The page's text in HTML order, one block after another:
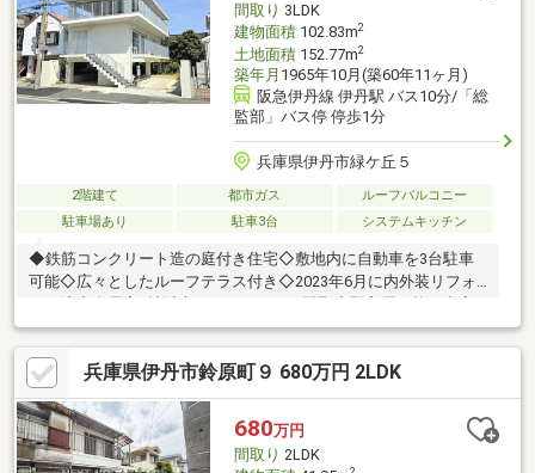
間取り 3LDK
建物面積102.83m2
土地面積152.77m2
築年月 1965年10月(築60年11ヶ月)
阪急伊丹線 伊丹駅 バス10分/「総
監部」バス停 停歩1分
兵庫県伊丹市緑ケ丘５
2階建て 都市ガス
ルーフバルコニー
駐車場あり
駐車3台 システムキッチン
◆鉄筋コンクリート造の庭付き住宅◇敷地内に自動車を3台駐車
可能◇広々としたルーフテラス付き◇2023年6月に内外装リフォ
の戸建■ハウスドゥ！阪急伊丹駅前店物件選びから住宅ローンま
で、住まい探しを丁寧にサポート。見学予約もお気軽にご相談く
ださい。兵庫県伊丹市鈴原町９ 680万円 2LDK
680万円
間取り 2LDK